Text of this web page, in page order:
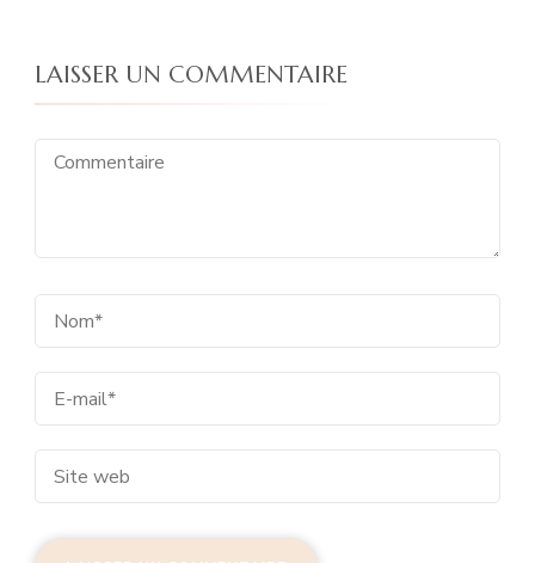
LAISSER UN COMMENTAIRE